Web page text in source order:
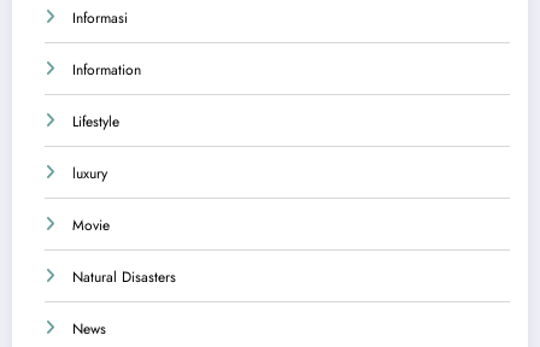
Informasi
Information
Lifestyle
luxury
Movie
Natural Disasters
News